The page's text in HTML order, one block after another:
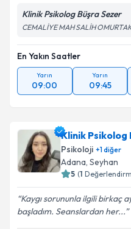
Klinik Psikolog Büşra Sezer
CEMALİYE MAH SALİH
En Yakın Saatler
Yarın
09:00
Yarın
09:45
Klinik Psikolog
Psikoloji +1diğer
Adana, Seyhan
5 (1
Kaygı sorununla ilgili birkaç
başladım. Seanslardan her...